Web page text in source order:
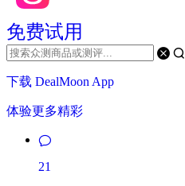
免费试用
下载 DealMoon App
体验更多精彩
21